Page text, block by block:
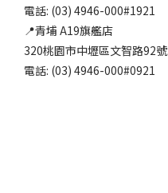
電話: (03) 4946-000#1921
📍青埔 A19旗艦店
320桃園市中壢區文智路92號
電話: (03) 4946-000#0921